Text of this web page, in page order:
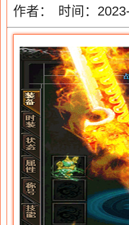
作者： 时间：